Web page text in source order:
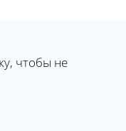
чтобы не